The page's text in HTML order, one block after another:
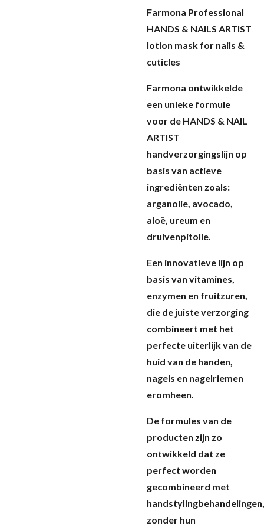
Farmona Professional
HANDS & NAILS ARTIST
lotion mask for nails &
cuticles
Farmona ontwikkelde
een unieke formule
voor de HANDS & NAIL
ARTIST
handverzorgingslijn op
basis van actieve
ingrediënten zoals:
arganolie, avocado,
aloë, ureum en
druivenpitolie.
Een innovatieve lijn op
basis van vitamines,
enzymen en fruitzuren,
die de juiste verzorging
combineert met het
perfecte uiterlijk van de
huid van de handen,
nagels en nagelriemen
eromheen.
De formules van de
producten zijn zo
ontwikkeld dat ze
perfect worden
gecombineerd met
handstylingbehandelingen,
zonder hun